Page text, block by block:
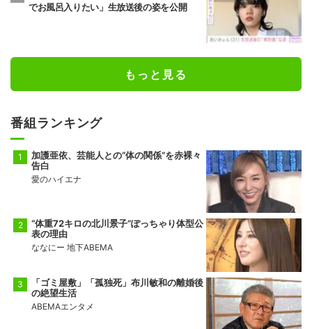
でお風呂入りたい」生放送後の姿を公開
もっと見る
番組ランキング
加護亜依、芸能人との“体の関係”を赤裸々
告白
愛のハイエナ
“体重72キロの北川景子”ぽっちゃり体型公
表の理由
ななにー 地下ABEMA
「ゴミ屋敷」「孤独死」布川敏和の離婚後
の絶望生活
ABEMAエンタメ